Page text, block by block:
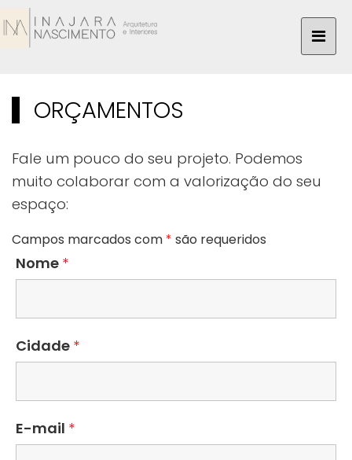
ORÇAMENTOS
Fale um pouco do seu projeto. Podemos
muito colaborar com a valorização do seu
espaço:
Campos marcados com* são requeridos
Nome *
Cidade *
E-mail *